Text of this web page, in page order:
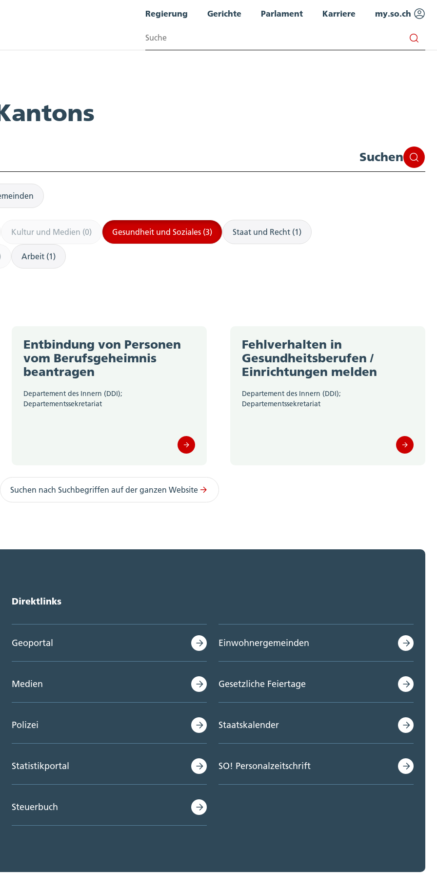
Regierung Gerichte Parlament Karriere my.so.ch
Suchen
Suchen
Kultur und Medien (0) Gesundheit und Soziales (3) Staat und Recht (1)
Arbeit (1)
Entbindung von Personen
vom Berufsgeheimnis
beantragen
Departement des Innern (DDI);
Departementssekretariat
Fehlverhalten in
Gesundheitsberufen /
Einrichtungen melden
Departement des Innern (DDI);
Departementssekretariat
Suchen nach Suchbegriffen auf der ganzen Website
Direktlinks
Geoportal
Medien
Polizei
Statistikportal
Steuerbuch
Einwohnergemeinden
Gesetzliche Feiertage
Staatskalender
SO! Personalzeitschrift